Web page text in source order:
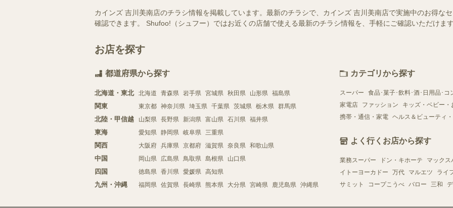
カインズ 吉川美南店のチラシ情報を掲載しています。最新のチラシで、カインズ 吉川美南店で実施中のお得な
確認できます。 Shufoo!（シュフー）ではお近くの店舗で使える最新のチラシ情報を、手軽にご確認いただけま
お店を探す
都道府県から探す
北海道・東北 北海道 青森県 岩手県 宮城県 秋田県 山形県 福島県
関東 東京都 神奈川県 埼玉県 千葉県 茨城県 栃木県 群馬県
北陸・甲信越 山梨県 長野県 新潟県 富山県 石川県 福井県
東海 愛知県 静岡県 岐阜県 三重県
関西 大阪府 兵庫県 京都府 滋賀県 奈良県 和歌山県
中国 岡山県 広島県 鳥取県 島根県 山口県
四国 徳島県 香川県 愛媛県 高知県
九州・沖縄 福岡県 佐賀県 長崎県 熊本県 大分県 宮崎県 鹿児島県 沖縄県
カテゴリから探す
スーパー
食品･菓子･飲料･酒･日用品･コ
家電店
ファッション
キッズ・ベビー・
携帯・通信・家電 ヘルス＆ビューティ
よく行くお店から探す
業務スーパー ドン・キホーテ
マックス
イトーヨーカドー
万代 マルエツ
ライ
サミット
コープこうべ バロー 三和